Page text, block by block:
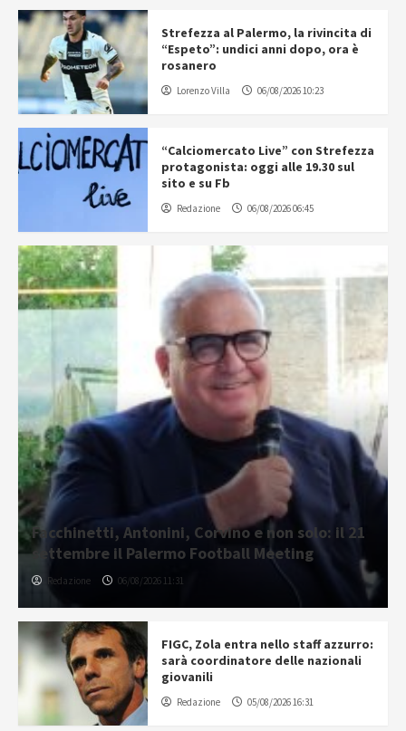
Strefezza al Palermo, la rivincita di
“Espeto”: undici anni dopo, ora è
rosanero
Lorenzo Villa 06/08/2026 10:23
“Calciomercato Live” con Strefezza
protagonista: oggi alle 19.30 sul
sito e su Fb
Redazione 06/08/2026 06:45
Facchinetti, Antonini, Corvino e non solo: il 21
settembre il Palermo Football Meeting
Redazione 06/08/2026 11:31
FIGC, Zola entra nello staff azzurro:
sarà coordinatore delle nazionali
giovanili
Redazione 05/08/2026 16:31